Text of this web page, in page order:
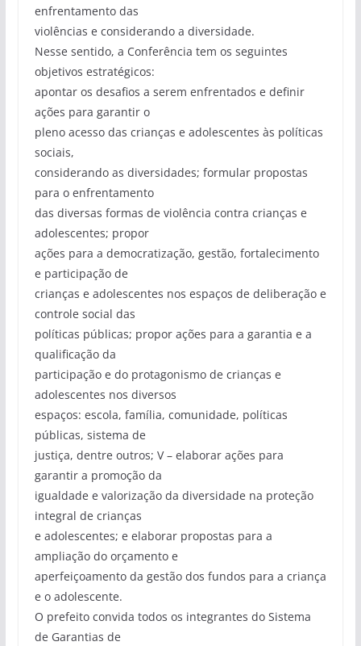
enfrentamento das
violências e considerando a diversidade.
Nesse sentido, a Conferência tem os seguintes
objetivos estratégicos:
apontar os desafios a serem enfrentados e definir
ações para garantir o
pleno acesso das crianças e adolescentes às políticas
sociais,
considerando as diversidades; formular propostas
para o enfrentamento
das diversas formas de violência contra crianças e
adolescentes; propor
ações para a democratização, gestão, fortalecimento
e participação de
crianças e adolescentes nos espaços de deliberação e
controle social das
políticas públicas; propor ações para a garantia e a
qualificação da
participação e do protagonismo de crianças e
adolescentes nos diversos
espaços: escola, família, comunidade, políticas
públicas, sistema de
justiça, dentre outros; V – elaborar ações para
garantir a promoção da
igualdade e valorização da diversidade na proteção
integral de crianças
e adolescentes; e elaborar propostas para a
ampliação do orçamento e
aperfeiçoamento da gestão dos fundos para a criança
e o adolescente.
O prefeito convida todos os integrantes do Sistema
de Garantias de